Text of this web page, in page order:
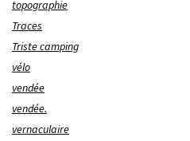
topographie
Traces
Triste camping
vélo
vendée
vendée.
vernaculaire